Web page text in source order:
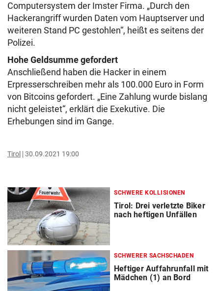
Computersystem der Imster Firma. „Durch den
Hackerangriff wurden Daten vom Hauptserver und
weiteren Stand PC gestohlen“, heißt es seitens der
Polizei.
Hohe Geldsumme gefordert
Anschließend haben die Hacker in einem
Erpresserschreiben mehr als 100.000 Euro in Form
von Bitcoins gefordert. „Eine Zahlung wurde bislang
nicht geleistet“, erklärt die Exekutive. Die
Erhebungen sind im Gange.
Tirol 30.09.2021 19:00
SCHWERE KOLLISIONEN
Tirol: Drei verletzte Biker
nach heftigen Unfällen
SCHWERER SACHSCHADEN
Heftiger Auffahrunfall mit
Mädchen (1) an Bord